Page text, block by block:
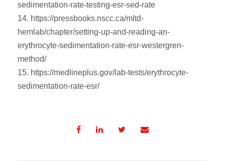
sedimentation-rate-testing-esr-sed-rate
14. https://pressbooks.nscc.ca/mltd-
hemlab/chapter/setting-up-and-reading-an-
erythrocyte-sedimentation-rate-esr-westergren-
method/
15. https://medlineplus.gov/lab-tests/erythrocyte-
sedimentation-rate-esr/